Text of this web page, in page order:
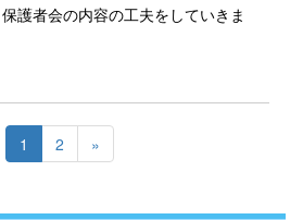
護者会の内容の工夫をしていきま
1 2 »